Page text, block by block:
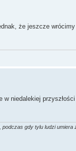
że jeszcze wrócimy
niedalekiej
gdy tylu ludzi